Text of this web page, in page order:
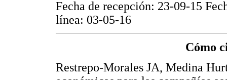
Fecha de recepción: 23-09-15
línea: 03-05-16
Cómo
Restrepo-Morales JA, Medina